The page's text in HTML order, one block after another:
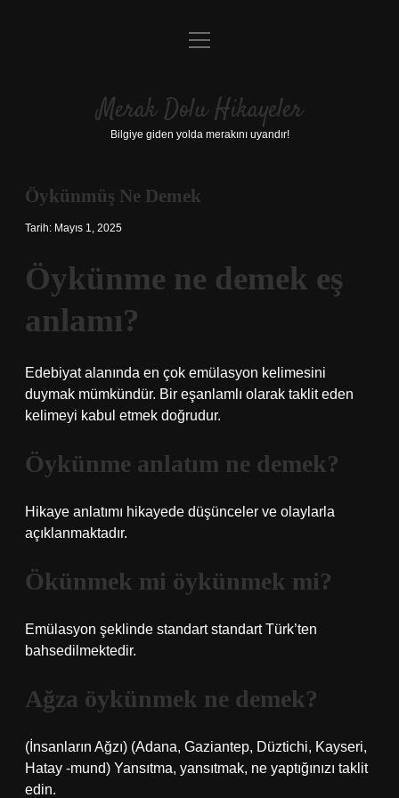
Anasayfa
Yasal Uyarı
menüyü
Merak Dolu Hikayeler
Bilgiye giden yolda merakını uyandır!
Öykünmüş Ne Demek
Tarih: Mayıs 1, 2025
Öykünme ne demek eş
anlamı?
Edebiyat alanında en çok emülasyon kelimesini
duymak mümkündür. Bir eşanlamlı olarak taklit eden
kelimeyi kabul etmek doğrudur.
Öykünme anlatım ne demek?
Hikaye anlatımı hikayede düşünceler ve olaylarla
açıklanmaktadır.
Ökünmek mi öykünmek mi?
Emülasyon şeklinde standart standart Türk’ten
bahsedilmektedir.
Ağza öykünmek ne demek?
(İnsanların Ağzı) (Adana, Gaziantep, Düztichi, Kayseri,
Hatay -mund) Yansıtma, yansıtmak, ne yaptığınızı taklit
edin.